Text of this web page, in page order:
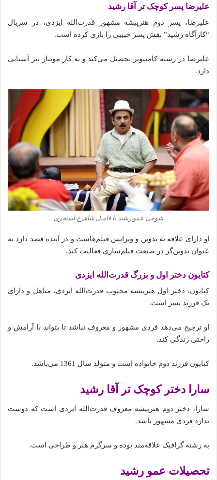
علیرضا پسر کوچک تر آقا رشید
‌علیرضا، پسر دوم هنرپیشه مشهور قدرت‌الله ایزدی، در سریال
“کارآگاه رشید” نقش پسر حبیبی را بازی کرده است.
‌علیرضا در رشته‌ کامپیوتر تحصیل می‌کند و به کار مونتاژ نیز آشنایی
دارد.
شوخی عمو رشید با فامیل شاهرخ استخری
او دارای علاقه به تدوین و ویرایش فیلم‌هاست و در آینده قصد دارد به
عنوان تدوین‌گر در صنعت فیلم‌سازی فعالیت کند.
کتایون دختر اول و بزرگ قدرت‌الله ایزدی
کتایون، دختر اول هنرپیشه محبوب قدرت‌الله ایزدی، متاهل و دارای
یک فرزند پسر است.
او ترجیح می‌دهد فردی مشهور و معروف نباشد تا بتواند با آرامش و
راحتی زندگی کند.
کتایون فرزند دوم خانواده است و متولد سال 1361 می‌باشد.
سارا دختر کوچک تر آقا رشید
سارا، دختر دوم هنرپیشه معروف قدرت‌الله ایزدی است که دوست
ندارد فردی مشهور باشد.
به رشته گرافیک علاقه‌مند بوده و سرگرم هنر و طراحی است.
تحصیلات عمو رشید